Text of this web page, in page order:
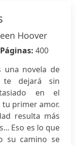
Hoover
400
una novela de
dejará sin
en el
primer amor.
resulta más
Eso es lo que
su camino se